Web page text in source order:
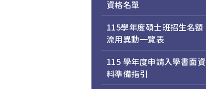
資格名單
115學年度碩士班招生名額
流用異動一覽表
115 學年度申請入學書面資
料準備指引